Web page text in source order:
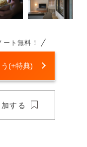
ト無料！
(+特典)